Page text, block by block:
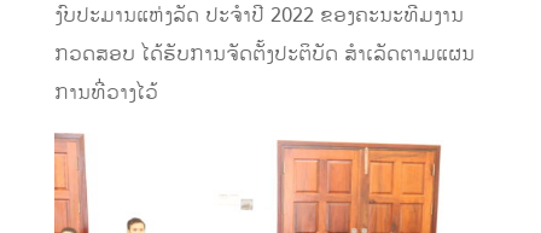
ງົບປະມານແຫ່ງລັດ ປະຈຳປີ 2022 ຂອງຄະນະທີມງານ
ກວດສອບ ໄດ້ຮັບການຈັດຕັ້ງປະຕິບັດ ສໍາເລັດຕາມແຜນ
ການທີ່່ວາງໄວ້